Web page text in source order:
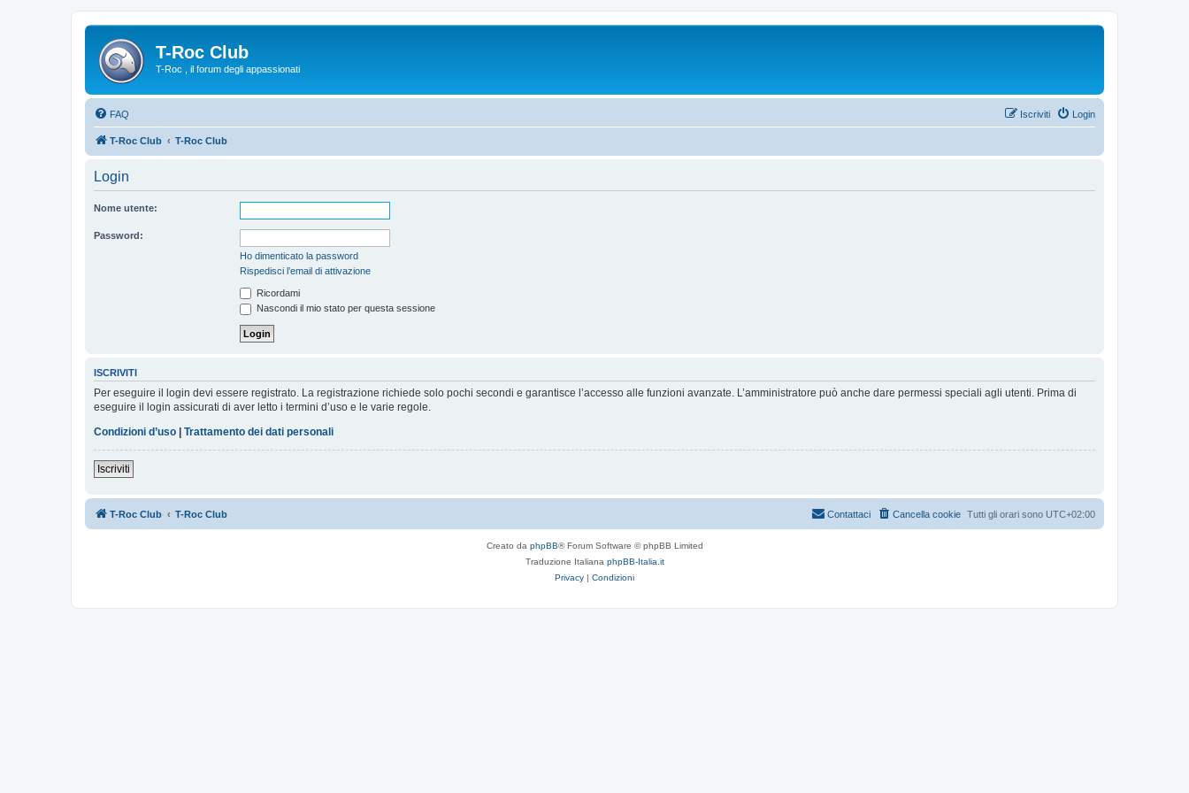
T-Roc Club
T-Roc , il forum degli appassionati
FAQ Login
Iscriviti
T-Roc Club T-Roc Club
Login
Nome utente:
Password:
Ho dimenticato la password
Rispedisci l’email di attivazione
Ricordami
Nascondi il mio stato per questa sessione
ISCRIVITI
Per eseguire il login devi essere registrato. La registrazione richiede solo pochi secondi e garantisce l’accesso alle funzioni avanzate. L’amministratore può anche dare permessi speciali agli utenti. Prima di
eseguire il login assicurati di aver letto i termini d’uso e le varie regole.
Condizioni d’uso
Trattamento dei dati personali
Iscriviti
T-Roc Club T-Roc Club Tutti gli orari sono UTC+02:00
Cancella cookie
Contattaci
Creato da phpBB® Forum Software © phpBB Limited
Traduzione Italiana phpBB-Italia.it
Privacy | Condizioni